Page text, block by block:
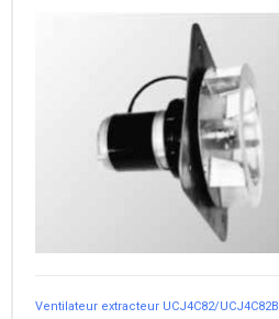
Ventilateur extracteur UCJ4C82/UCJ4C82B